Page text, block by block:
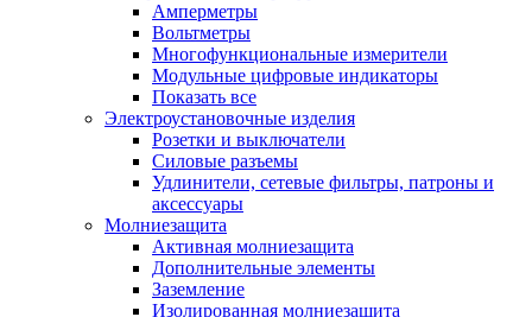
Амперметры
Вольтметры
Многофункциональные измерители
Модульные цифровые индикаторы
Показать все
Электроустановочные изделия
Розетки и выключатели
Силовые разъемы
Удлинители, сетевые фильтры, патроны и
аксессуары
Молниезащита
Активная молниезащита
Дополнительные элементы
Заземление
Изолированная молниезащита